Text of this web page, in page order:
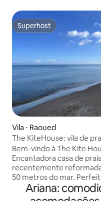
Superhost
Superhost
Vila ⋅ Raoued
The KiteHouse: vila de
beira-mar
Bem-vindo à The Kite
Encantadora casa de
recentemente
50 metros do mar. Perfeito para
esportes aquáticos
Wingfoil, Surf, Paddle,
Ariana: